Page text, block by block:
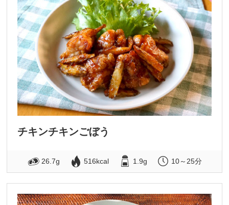
チキンチキンごぼう
26.7g 516kcal 1.9g 10～25分